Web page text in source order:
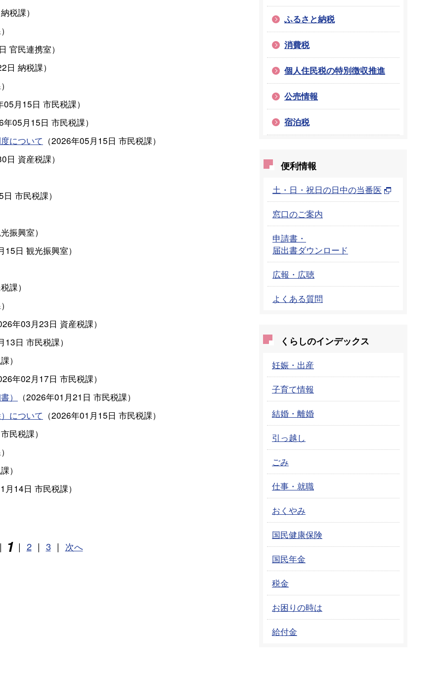
納税課）
）
官民連携室）
日 納税課）
）
05月15日 市民税課）
年05月15日 市民税課）
について （2026年05月15日 市民税課）
日 資産税課）
日 市民税課）
振興室）
15日 観光振興室）
課）
）
年03月23日 資産税課）
13日 市民税課）
）
年02月17日 市民税課）
）
（2026年01月21日 市民税課）
について （2026年01月15日 市民税課）
市民税課）
）
）
月14日 市民税課）
1 | 2 | 3 | 次へ
ふるさと納税
消費税
個人住民税の特別徴収推進
公売情報
宿泊税
便利情報
土・日・祝日の日中の当番医
窓口のご案内
申請書・
届出書ダウンロード
広報・広聴
よくある質問
くらしのインデックス
妊娠・出産
子育て情報
結婚・離婚
引っ越し
ごみ
仕事・就職
おくやみ
国民健康保険
国民年金
税金
お困りの時は
給付金